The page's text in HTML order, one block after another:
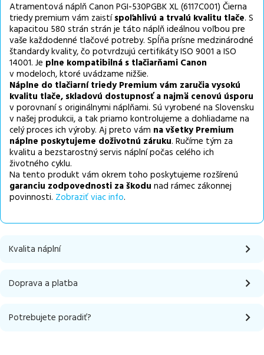
Atramentová náplň Canon PGI-530PGBK XL (6117C001) Čierna
triedy premium vám zaistíspoľahlivú a trvalú kvalitu tlače. S
kapacitou 580 strán strán je táto náplň ideálnou voľbou pre
vaše každodenné tlačové potreby. Spĺňa prísne medzinárodné
štandardy kvality, čo potvrdzujú certifikáty ISO 9001 a ISO
14001. Je plne kompatibilná s tlačiarňami Canon
v modeloch, ktoré uvádzame nižšie.
Náplne do tlačiarní triedy Premium vám zaručia vysokú
kvalitu tlače, skladovú dostupnosť a najmä cenovú úsporu
v porovnaní s originálnymi náplňami. Sú vyrobené na Slovensku
v našej produkcii, a tak priamo kontrolujeme a dohliadame na
celý proces ich výroby. Aj preto vám na všetky Premium
náplne poskytujeme doživotnú záruku. Ručíme tým za
kvalitu a bezstarostný servis náplní počas celého ich
životného cyklu.
Na tento produkt vám okrem toho poskytujeme rozšírenú
garanciu zodpovednosti za škodu nad rámec zákonnej
povinnosti. Zobraziť viac info.
Kvalita náplní
Doprava a platba
Potrebujete poradiť?